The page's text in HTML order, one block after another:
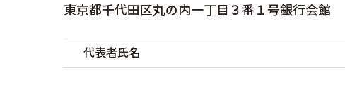
東京都千代田区丸の内一丁目３番１号銀行会館
代表者氏名